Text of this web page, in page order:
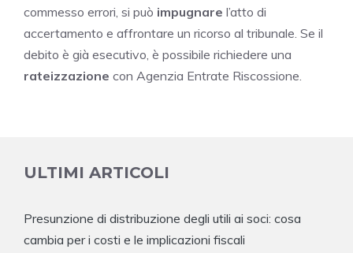
commesso errori, si può impugnare l’atto di
accertamento e affrontare un ricorso al tribunale. Se il
debito è già esecutivo, è possibile richiedere una
rateizzazione con Agenzia Entrate Riscossione.
ULTIMI ARTICOLI
Presunzione di distribuzione degli utili ai soci: cosa
cambia per i costi e le implicazioni fiscali